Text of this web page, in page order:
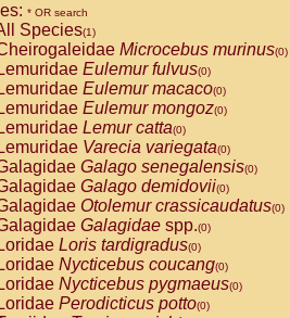
Cebus capucinus
Cebus nigrivittatus
Cebus spp.(0)
Saimiri boliviensis(0)
Saimiri sciureus(0)
Alouatta caraya(0)
Alouatta fusca(0)
Alouatta seniculus(0)
Alouattaspp.(0)
Ateles belzebuth(0)
Ateles geoffroyi(0)
Ateles paniscus(0)
Atelesspp.(0)
Lagothrix lagothricha(0)
Lagothrix lagothricha cana
Cacajao calvus
* OR search
Species(1)
Microcebus murinus(0)
Lemuridae Eulemur fulvus(0)
Lemuridae Eulemur macaco(0)
Lemuridae Eulemur mongoz(0)
Lemuridae Lemur catta(0)
Lemuridae Varecia variegata(0)
Galago senegalensis(0)
Galago demidovii(0)
Otolemur crassicaudatus(0)
Galagidae spp.(0)
Loridae Loris tardigradus(0)
Loridae Nycticebus coucang(0)
Loridae Nycticebus pygmaeus(0)
Loridae Perodicticus potto(0)